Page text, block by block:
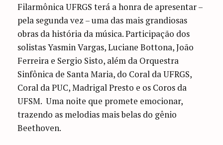
Filarmônica UFRGS terá a honra de apresentar –
pela segunda vez – uma das mais grandiosas
obras da história da música. Participação dos
solistas Yasmin Vargas, Luciane Bottona, João
Ferreira e Sergio Sisto, além da Orquestra
Sinfônica de Santa Maria, do Coral da UFRGS,
Coral da PUC, Madrigal Presto e os Coros da
UFSM. Uma noite que promete emocionar,
trazendo as melodias mais belas do gênio
Beethoven.